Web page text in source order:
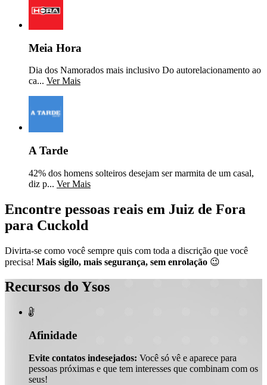
Meia Hora
Dia dos Namorados mais inclusivo Do autorelacionamento ao
ca... Ver Mais
A Tarde
42% dos homens solteiros desejam ser marmita de um casal,
diz p... Ver Mais
Encontre pessoas reais em Juiz de Fora
para Cuckold
Divirta-se como você sempre quis com toda a discrição que você
precisa! Mais sigilo, mais segurança, sem enrolação 😉
Recursos do Ysos

Afinidade
Evite contatos indesejados: Você só vê e aparece para
pessoas próximas e que tem interesses que combinam com os
seus!